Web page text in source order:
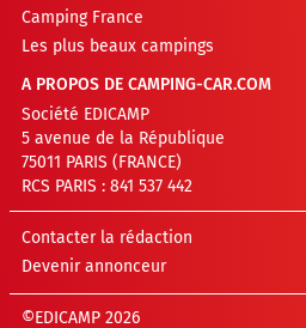
Camping France
Les plus beaux campings
A PROPOS DE CAMPING-CAR.COM
Société EDICAMP
5 avenue de la République
75011 PARIS (FRANCE)
RCS PARIS : 841 537 442
Contacter la rédaction
Devenir annonceur
©EDICAMP 2026